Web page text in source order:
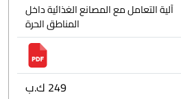
آلية التعامل مع المصانع الغذائية داخل
المناطق الحرة
249 ك.ب